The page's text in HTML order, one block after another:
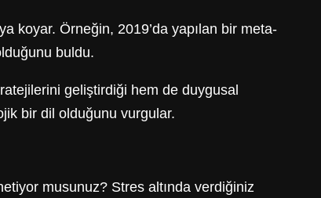
koyar. Örneğin, 2019’da yapılan bir meta-
buldu.
geliştirdiği hem de duygusal
bir dil olduğunu vurgular.
musunuz? Stres altında verdiğiniz